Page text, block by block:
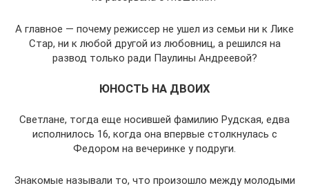
А главное — почему режиссер не ушел из семьи ни к Лике
Стар, ни к любой другой из любовниц, а решился на
развод только ради Паулины Андреевой?
ЮНОСТЬ НА ДВОИХ
Светлане, тогда еще носившей фамилию Рудская, едва
исполнилось 16, когда она впервые столкнулась с
Федором на вечеринке у подруги.
Знакомые называли то, что произошло между молодыми